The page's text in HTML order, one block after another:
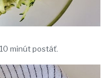
minút postáť.